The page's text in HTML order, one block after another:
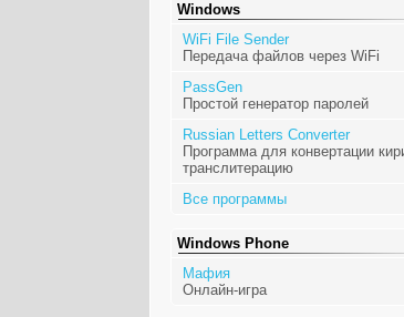
Windows
WiFi File Sender
Передача файлов через WiFi
PassGen
Простой генератор паролей
Russian Letters Converter
Программа для конвертации
транслитерацию
Все программы
Windows Phone
Мафия
Онлайн-игра